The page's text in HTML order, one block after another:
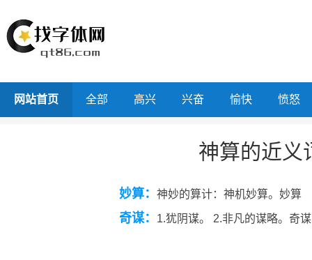
网站首页 全部 高兴 兴奋 愉快 愤怒
神算的近义
妙算： 神妙的算计：神机妙算。妙算
奇谋： 1.犹阴谋。 2.非凡的谋略。奇谋